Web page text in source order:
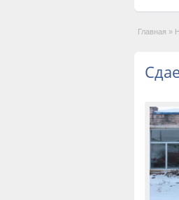
Главная »